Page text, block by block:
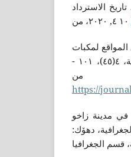
مجلة القادسية في الاداب والعلوم التربوي(١٥٥). تاريخ الاسترداد
٢٠١٨، اختيار أفضل المواقع لمكبات
النفايات في الضفة الغربية، دراسات العلوم الانسانية والاجتماعية، ٤(٤٥)، ١٠١ -
https://
في مدينة زاخو
دهۆك: